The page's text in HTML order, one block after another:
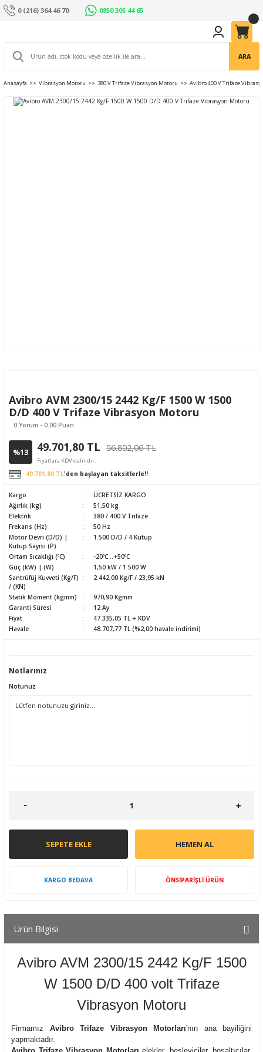
0 (216) 364 46 70 0850 305 44 65
ARA
Anasayfa Vibrasyon Motoru 380 V Trifaze Vibrasyon Motoru Avibro 400 V Trifaze
Avibro AVM 2300/15 2442 Kg/F 1500 W 1500
D/D 400 V Trifaze Vibrasyon Motoru
0 Yorum - 0.00 Puan
%13 49.701,80 TL 56.802,06 TL
Fiyatlara KDV dahildir.
49.701,80 TL'den başlayan taksitlerle!!
Kargo
ÜCRETSİZ KARGO
Ağırlık (kg)
51,50 kg
Elektrik
380 / 400 V Trifaze
Frekans (Hz)
50 Hz
Motor Devri (D/D) |
Kutup Sayısı (P)
1.500 D/D / 4 Kutup
Ortam Sıcaklığı (ºC)
-20ºC...+50ºC
Güç (kW) | (W)
1,50 kW / 1.500 W
Santrüfüj Kuvveti (Kg/F)
/ (KN)
2.442,00 Kg/F / 23,95 kN
Statik Moment (kgmm)
970,90 Kgmm
Garanti Süresi
12 Ay
Fiyat
47.335,05 TL + KDV
Havale
48.707,77 TL (%2,00 havale indirimi)
Notlarınız
Notunuz
SEPETE EKLE HEMEN AL
KARGO BEDAVA ÖNSİPARİŞLİ ÜRÜN
Ürün Bilgisi
Avibro AVM 2300/15 2442 Kg/F 1500
W 1500 D/D 400 volt Trifaze
Vibrasyon Motoru
Firmamız Avibro Trifaze Vibrasyon Motorları'nın ana bayiliğini
yapmaktadır.